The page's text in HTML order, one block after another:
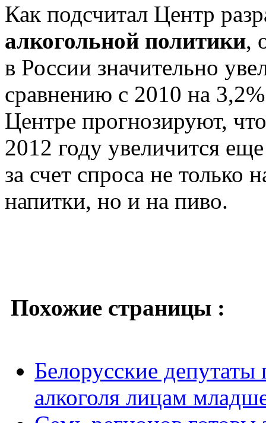
Как подсчитал Центр
алкогольной политики,
в России значительно
сравнению с 2010 на
Центре прогнозируют,
2012 году увеличится
за счет спроса не только
напитки, но и на пиво.
Похожие страницы :
Белорусские
алкоголя лицам